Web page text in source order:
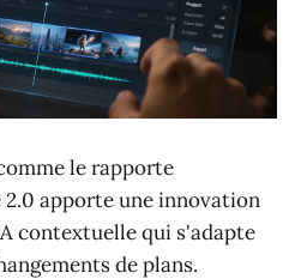
le rapporte
2.0 apporte une innovation
contextuelle qui s'adapte
de plans.